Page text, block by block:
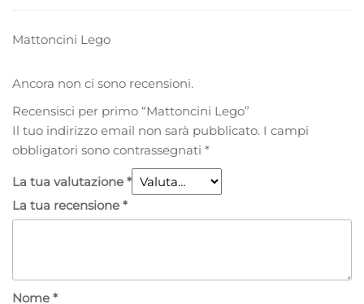
Mattoncini Lego
Ancora non ci sono recensioni.
Recensisci per primo “Mattoncini Lego”
Il tuo indirizzo email non sarà pubblicato. I campi
obbligatori sono contrassegnati *
La tua valutazione *
La tua recensione *
Nome *